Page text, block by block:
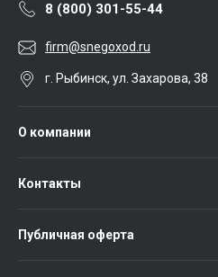
8 (800) 301-55-44
firm@snegoxod.ru
г. Рыбинск, ул. Захарова, 38
О компании
Контакты
Публичная оферта